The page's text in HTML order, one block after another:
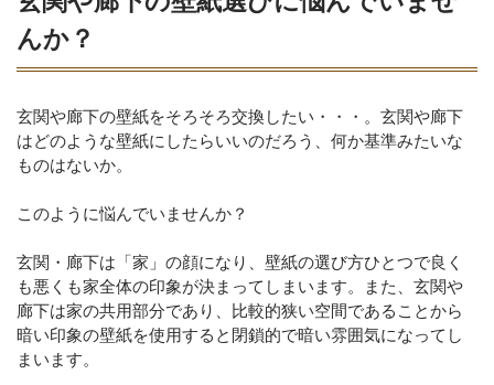
んか？
玄関や廊下の壁紙をそろそろ交換したい・・・。玄関や廊下
はどのような壁紙にしたらいいのだろう、何か基準みたいな
ものはないか。
このように悩んでいませんか？
玄関・廊下は「家」の顔になり、壁紙の選び方ひとつで良く
も悪くも家全体の印象が決まってしまいます。また、玄関や
廊下は家の共用部分であり、比較的狭い空間であることから
暗い印象の壁紙を使用すると閉鎖的で暗い雰囲気になってし
まいます。